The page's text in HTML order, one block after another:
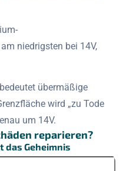
niedrigsten bei 14V,
übermäßige
wird „zu Tode
um 14V.
reparieren?
das Geheimnis